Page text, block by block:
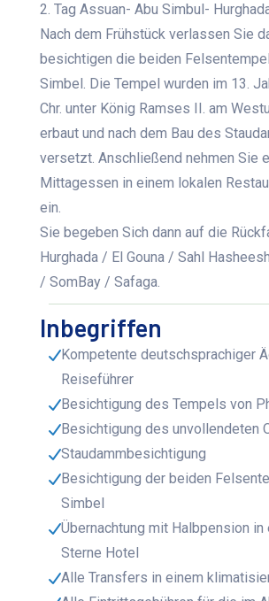
2. Tag Assuan- Abu Simbul-
Nach dem Frühstück verlassen Sie
besichtigen die beiden
Simbel. Die Tempel wurden im 13.
Chr. unter König Ramses II. am
erbaut und nach dem Bau des
versetzt. Anschließend nehmen Sie
Mittagessen in einem lokalen
ein.
Sie begeben Sich dann auf die
Hurghada / El Gouna / Sahl
/ SomBay / Safaga.
Inbegriffen
Kompetente deutschsprachiger
Reiseführer
Besichtigung des Tempels von
Besichtigung des unvollendeten
Staudammbesichtigung
Besichtigung der beiden
Simbel
Übernachtung mit Halbpension in
Sterne Hotel
Alle Transfers in einem